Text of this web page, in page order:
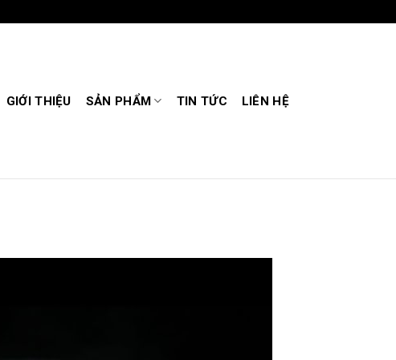
GIỚI THIỆU SẢN PHẨM TIN TỨC LIÊN HỆ